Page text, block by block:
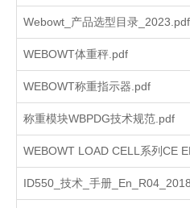
Webowt_产品选型目录_2023.pdf
WEBOWT体重秤.pdf
WEBOWT称重指示器.pdf
称重模块WBPDG技术规范.pdf
WEBOWT LOAD CELL系列CE
ID550_技术_手册